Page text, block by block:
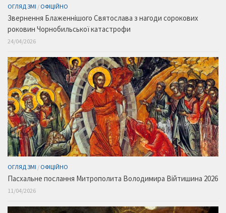
ОГЛЯД ЗМІ / ОФІЦІЙНО
Звернення Блаженнішого Святослава з нагоди сорокових
роковин Чорнобильської катастрофи
24/04/2026
ОГЛЯД ЗМІ / ОФІЦІЙНО
Пасхальне послання Митрополита Володимира Війтишина 2026
11/04/2026